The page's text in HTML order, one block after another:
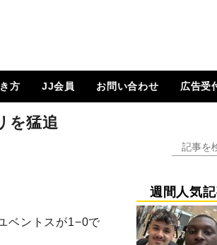
方 JJ会員
JJ会員とは
ログイン
会員ページ
登録方法（図解）
お問い合わせ 広告受
を猛追
ベントスが1−0で
週間人気記